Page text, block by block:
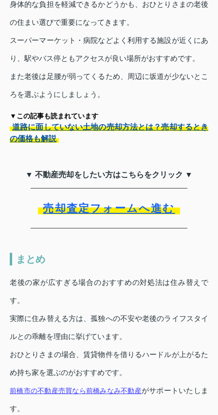
身体的な負担を軽減できるかどうかも、おひとりさまの老後
の住まい選びで重要になってきます。
スーパーマーケット・病院などよく利用する施設が近くにあ
り、駅やバス停ともアクセスが良い場所がおすすめです。
また老後は足腰が弱ってくるため、周辺に坂道が少ないとこ
ろを選ぶようにしましょう。
▼この記事も読まれています
道路に面していない土地の売却方法とは？売却するとき
の価格も解説
▼ 不動産売却をしたい方はこちらをクリック ▼
売却査定フォームへ進む
まとめ
老後の家が広すぎる場合のおすすめの対処法は住み替えで
す。
実際に住み替える方は、孤独への不安や老後のライフスタイ
ルとの乖離を理由に挙げています。
おひとりさまの場合、賃貸物件を借りるハードルが上がるた
め持ち家を選ぶのがおすすめです。
前橋市の不動産売買なら前橋みなみ不動産がサポートいたしま
す。